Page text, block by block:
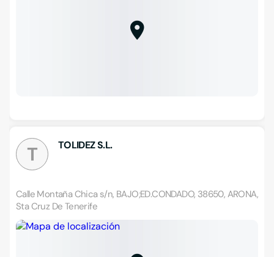
T TOLIDEZ S.L.
Calle Montaña Chica s/n, BAJO;ED.CONDADO, 38650, ARONA,
Sta Cruz De Tenerife